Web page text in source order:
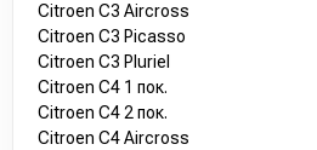
Citroen C3 Aircross
Citroen C3 Picasso
Citroen C3 Pluriel
Citroen C4 1 пок.
Citroen C4 2 пок.
Citroen C4 Aircross